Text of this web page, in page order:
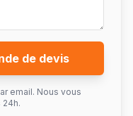
de devis
email. Nous vous